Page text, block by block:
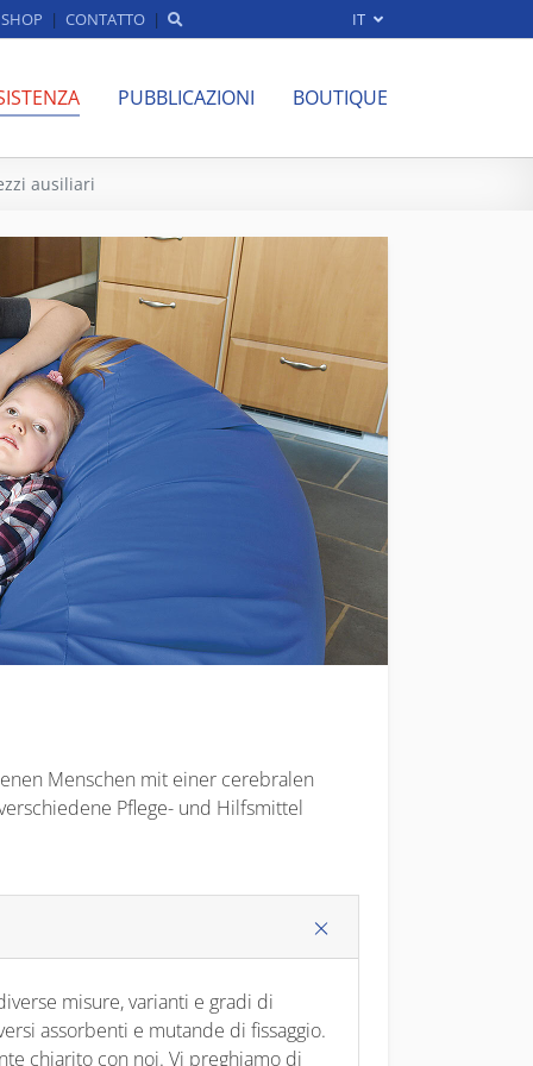
SHOP CONTATTO IT
PUBBLICAZIONI BOUTIQUE
ausiliari
Menschen mit einer cerebralen
Pflege- und Hilfsmittel
misure, varianti e gradi di
assorbenti e mutande di fissaggio.
chiarito con noi. Vi preghiamo di